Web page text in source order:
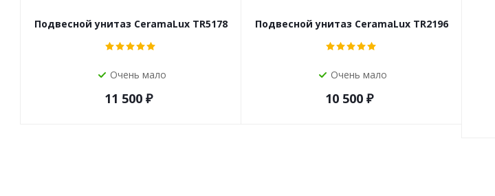
Подвесной унитаз CeramaLux TR5178
Очень мало
11 500 ₽
Подвесной унитаз CeramaLux TR2196
Очень мало
10 500 ₽